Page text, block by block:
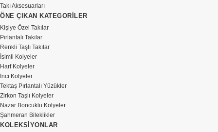
Takı Aksesuarları
ÖNE ÇIKAN KATEGORİLER
Kişiye Özel Takılar
Pırlantalı Takılar
Renkli Taşlı Takılar
İsimli Kolyeler
Harf Kolyeler
İnci Kolyeler
Tektaş Pırlantalı Yüzükler
Zirkon Taşlı Kolyeler
Nazar Boncuklu Kolyeler
Şahmeran Bileklikler
KOLEKSİYONLAR